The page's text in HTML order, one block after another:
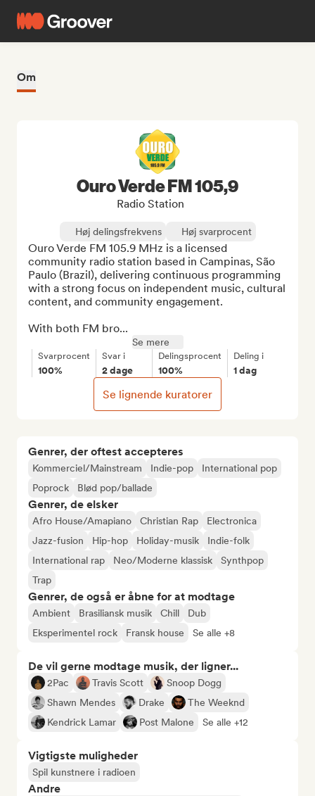
Om
Genrer, der oftest accepteres
Kommerciel/Mainstream Indie-pop
International pop
Poprock
Blød pop/ballade
Genrer, de elsker
Afro House/Amapiano Christian Rap
Electronica
Jazz-fusion
Hip-hop Holiday-musik
Indie-folk
International rap
Neo/Moderne klassisk
Synthpop
Trap
Genrer, de også er åbne for at modtage
Ambient Brasiliansk musik Chill
Dub
Eksperimentel rock
Fransk house Se alle +8
De vil gerne modtage musik, der ligner...
2Pac Travis Scott
Snoop Dogg
Shawn Mendes
Drake
The Weeknd
Kendrick Lamar
Post Malone Se alle +12
Vigtigste muligheder
Spil kunstnere i radioen
Andre
Ouro Verde FM 105,9
Radio Station
Høj delingsfrekvens Høj svarprocent
Ouro Verde FM 105.9 MHz is a licensed
community radio station based in Campinas, São
Paulo (Brazil), delivering continuous programming
with a strong focus on independent music, cultural
content, and community engagement.
With both FM bro...
Se mere
Svarprocent
100%
Svar i
2 dage
Delingsprocent
100%
Deling i
1 dag
Se lignende kuratorer